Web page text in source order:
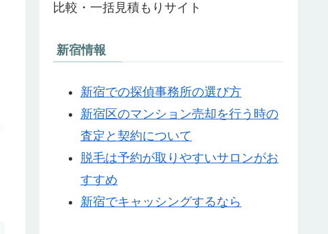
比較・一括見積もりサイト
新宿情報
新宿での探偵事務所の選び方
新宿区のマンション売却を行う時の
査定と契約について
脱毛は予約が取りやすいサロンがお
すすめ
新宿でキャッシングするなら